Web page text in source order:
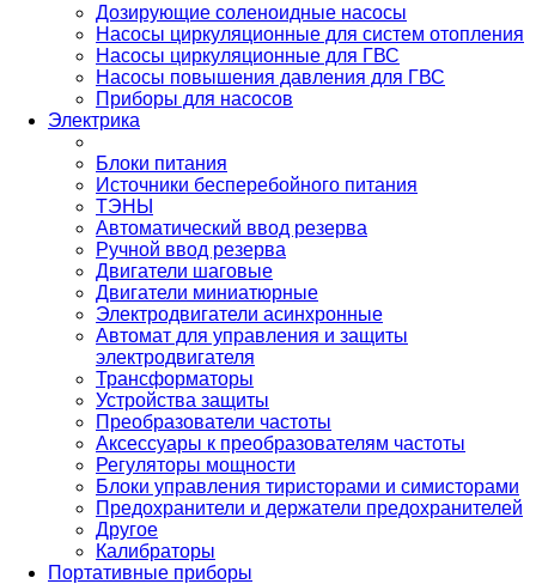
Дозирующие соленоидные насосы
Насосы циркуляционные для систем отопления
Насосы циркуляционные для ГВС
Насосы повышения давления для ГВС
Приборы для насосов
Электрика
Блоки питания
Источники бесперебойного питания
ТЭНЫ
Автоматический ввод резерва
Ручной ввод резерва
Двигатели шаговые
Двигатели миниатюрные
Электродвигатели асинхронные
Автомат для управления и защиты
электродвигателя
Трансформаторы
Устройства защиты
Преобразователи частоты
Аксессуары к преобразователям частоты
Регуляторы мощности
Блоки управления тиристорами и симисторами
Предохранители и держатели предохранителей
Другое
Калибраторы
Портативные приборы